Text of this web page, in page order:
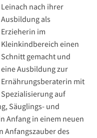
Leinach nach ihrer
Ausbildung als
Erzieherin im
Kleinkindbereich einen
Schnitt gemacht und
eine Ausbildung zur
Ernährungsberaterin mit
Spezialisierung auf
Säuglings- und
Anfang in einem neuen
Anfangszauber des